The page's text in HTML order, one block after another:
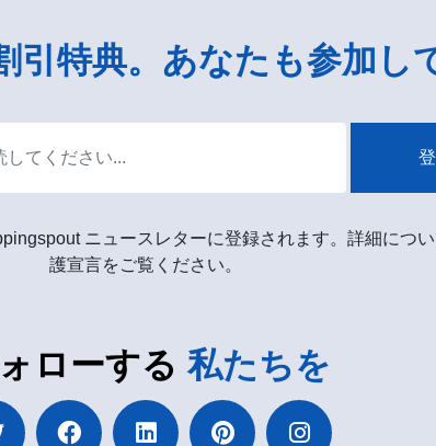
引特典。あなたも参加し
ニュースレターに登録されます。詳細につ
護宣言をご覧ください。
ローする私たちを